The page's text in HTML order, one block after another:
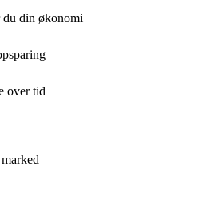
du din økonomi
over tid